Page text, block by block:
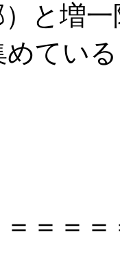
と増
ている
＝＝